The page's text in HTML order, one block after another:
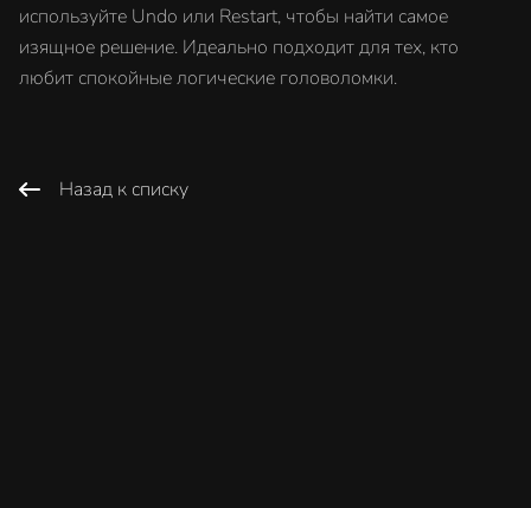
используйте Undo или Restart, чтобы найти самое
изящное решение. Идеально подходит для тех, кто
любит спокойные логические головоломки.
Назад к списку